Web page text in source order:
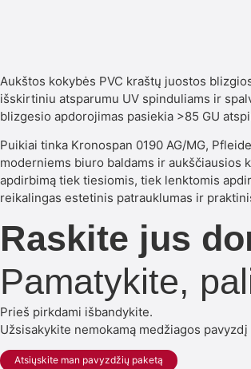
Aukštos kokybės PVC kraštų juostos
išskirtiniu atsparumu UV spinduliams ir
blizgesio apdorojimas pasiekia >85 GU
Puikiai tinka Kronospan 0190 AG/MG,
moderniems biuro baldams ir
apdirbimą tiek tiesiomis, tiek lenktomis
reikalingas estetinis patrauklumas ir
Raskite jus
Pamatykite,
Prieš pirkdami išbandykite.
Užsisakykite nemokamą medžiagos
Atsiųskite man pavyzdžių paketą